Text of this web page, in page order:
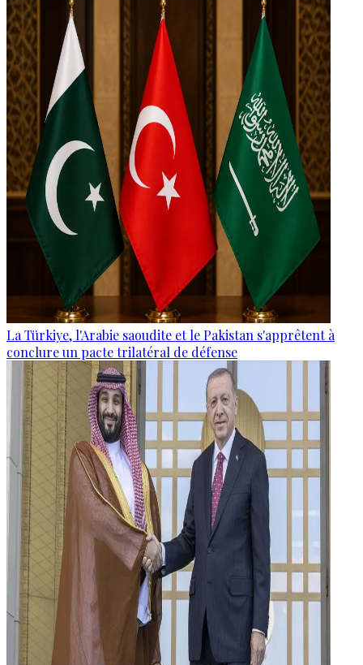
La Türkiye, l'Arabie saoudite et le Pakistan s'apprêtent à
conclure un pacte trilatéral de défense